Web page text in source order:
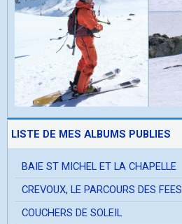
LISTE DE MES ALBUMS PUBLIES
BAIE ST MICHEL ET LA CHAPELLE
CREVOUX, LE PARCOURS DES FEES
COUCHERS DE SOLEIL